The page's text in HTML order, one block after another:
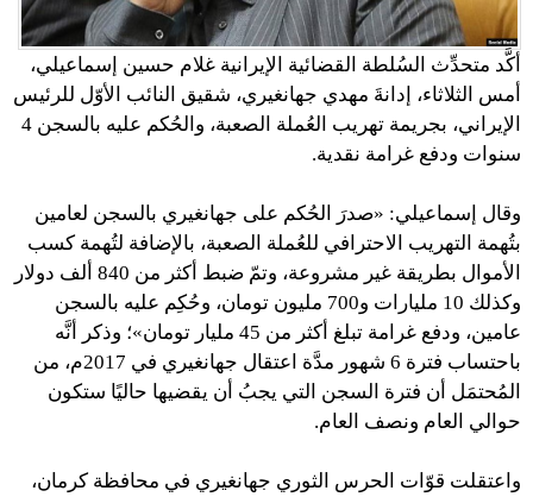
أكَّد متحدِّث السُلطة القضائية الإيرانية غلام حسين إسماعيلي،
أمس الثلاثاء، إدانةَ مهدي جهانغيري، شقيق النائب الأوّل للرئيس
الإيراني، بجريمة تهريب العُملة الصعبة، والحُكم عليه بالسجن 4
سنوات ودفع غرامة نقدية.
وقال إسماعيلي: «صدرَ الحُكم على جهانغيري بالسجن لعامين
بتُهمة التهريب الاحترافي للعُملة الصعبة، بالإضافة لتُهمة كسب
الأموال بطريقة غير مشروعة، وتمّ ضبط أكثر من 840 ألف دولار
وكذلك 10 مليارات و700 مليون تومان، وحُكِم عليه بالسجن
عامين، ودفع غرامة تبلغ أكثر من 45 مليار تومان»؛ وذكر أنَّه
باحتساب فترة 6 شهور مدَّة اعتقال جهانغيري في 2017م، من
المُحتمَل أن فترة السجن التي يجبُ أن يقضيها حاليًا ستكون
حوالي العام ونصف العام.
واعتقلت قوّات الحرس الثوري جهانغيري في محافظة كرمان،